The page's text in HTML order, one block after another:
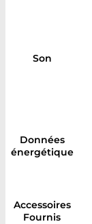
Son
Données
énergétique
Accessoires
Fournis